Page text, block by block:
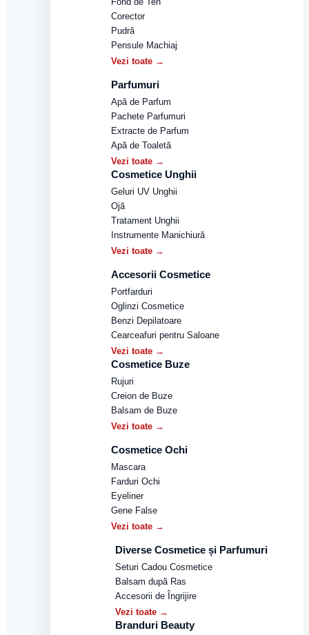
Corector
Pudră
Pensule Machiaj
Vezi toate →
Parfumuri
Apă de Parfum
Pachete Parfumuri
Extracte de Parfum
Apă de Toaletă
Vezi toate →
Cosmetice Unghii
Geluri UV Unghii
Ojă
Tratament Unghii
Instrumente Manichiură
Vezi toate →
Accesorii Cosmetice
Portfarduri
Oglinzi Cosmetice
Benzi Depilatoare
Cearceafuri pentru Saloane
Vezi toate →
Cosmetice Buze
Rujuri
Creion de Buze
Balsam de Buze
Vezi toate →
Cosmetice Ochi
Mascara
Farduri Ochi
Eyeliner
Gene False
Vezi toate →
Diverse Cosmetice și Parfumuri
Seturi Cadou Cosmetice
Balsam după Ras
Accesorii de Îngrijire
Vezi toate →
Branduri Beauty